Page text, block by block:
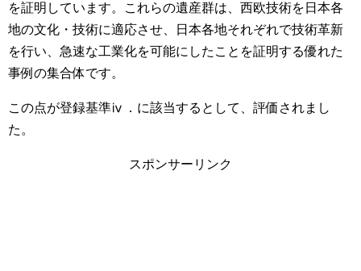
を証明しています。これらの遺産群は、西欧技術を日本各
地の文化・技術に適応させ、日本各地それぞれで技術革新
を行い、急速な工業化を可能にしたことを証明する優れた
事例の集合体です。
この点が登録基準ⅳ．に該当するとして、評価されまし
た。
スポンサーリンク